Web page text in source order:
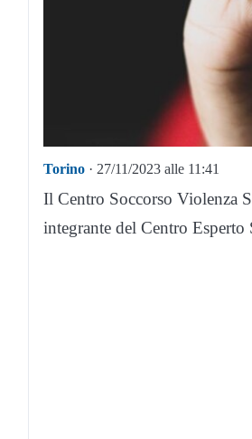
Torino · 27/11/2023 alle 11:41
Il Centro Soccorso Violenza
integrante del Centro